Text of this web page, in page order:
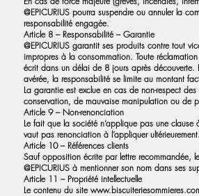
@EPICURIUS pourra suspendre ou annuler la
responsabilité engagée.
Article 8 – Responsabilité – Garantie
@EPICURIUS garantit ses produits contre tout
impropres à la consommation. Toute
écrit dans un délai de 8 jours après découverte.
avérée, la responsabilité se limite au montant
La garantie est exclue en cas de non-respect
conservation, de mauvaise manipulation ou de
Article 9 – Non-renonciation
Le fait que la société n’applique pas une clause
vaut pas renonciation à l’appliquer ultérieurement.
Article 10 – Références clients
Sauf opposition écrite par lettre recommandée,
@EPICURIUS à mentionner son nom dans ses
Article 11 – Propriété intellectuelle
Le contenu du site